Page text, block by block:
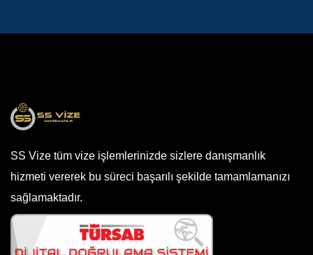
SS Vize tüm vize işlemlerinizde sizlere danışmanlık
hizmeti vererek bu süreci başarılı şekilde tamamlamanızı
sağlamaktadır.